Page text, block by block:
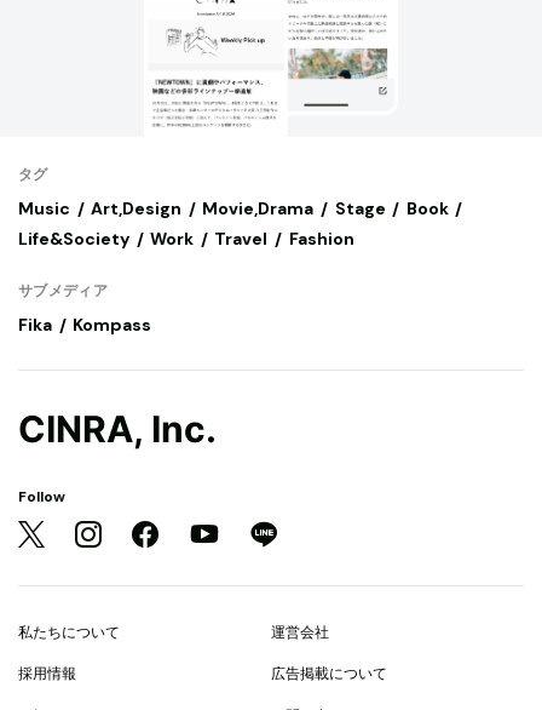
タグ
Music Art,Design Movie,Drama Stage
Book
Life&Society
Work Travel Fashion
サブメディア
Fika Kompass
CINRA, Inc.
Follow
私たちについて 運営会社
採用情報 広告掲載について